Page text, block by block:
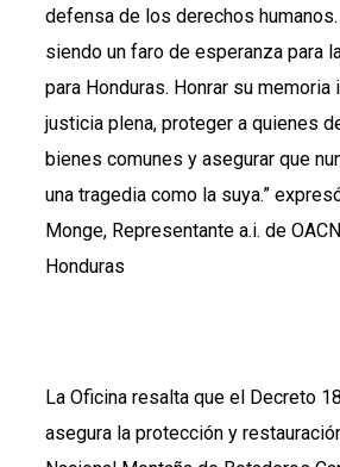
defensa de los derechos
siendo un faro de esperanza para
para Honduras. Honrar su
justicia plena, proteger a quienes
bienes comunes y asegurar que
una tragedia como la suya.”
Monge, Representante a.i. de
Honduras
La Oficina resalta que el Decreto
asegura la protección y